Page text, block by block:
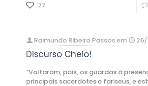
27
Raimundo Ribeiro Passosem
Discurso Cheio!
“Voltaram, pois, os guardas à
principais sacerdotes e fariseus, e